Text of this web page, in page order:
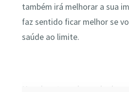
também irá melhorar a sua
faz sentido ficar melhor se
saúde ao limite.
Uma boa taxa de perda de